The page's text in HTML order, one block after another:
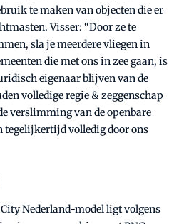
te maken van objecten die er
Visser: “Door ze te
sla je meerdere vliegen in
die met ons in zee gaan, is
eigenaar blijven van de
volledige regie & zeggenschap
verslimming van de openbare
volledig door ons
Nederland-model ligt volgens